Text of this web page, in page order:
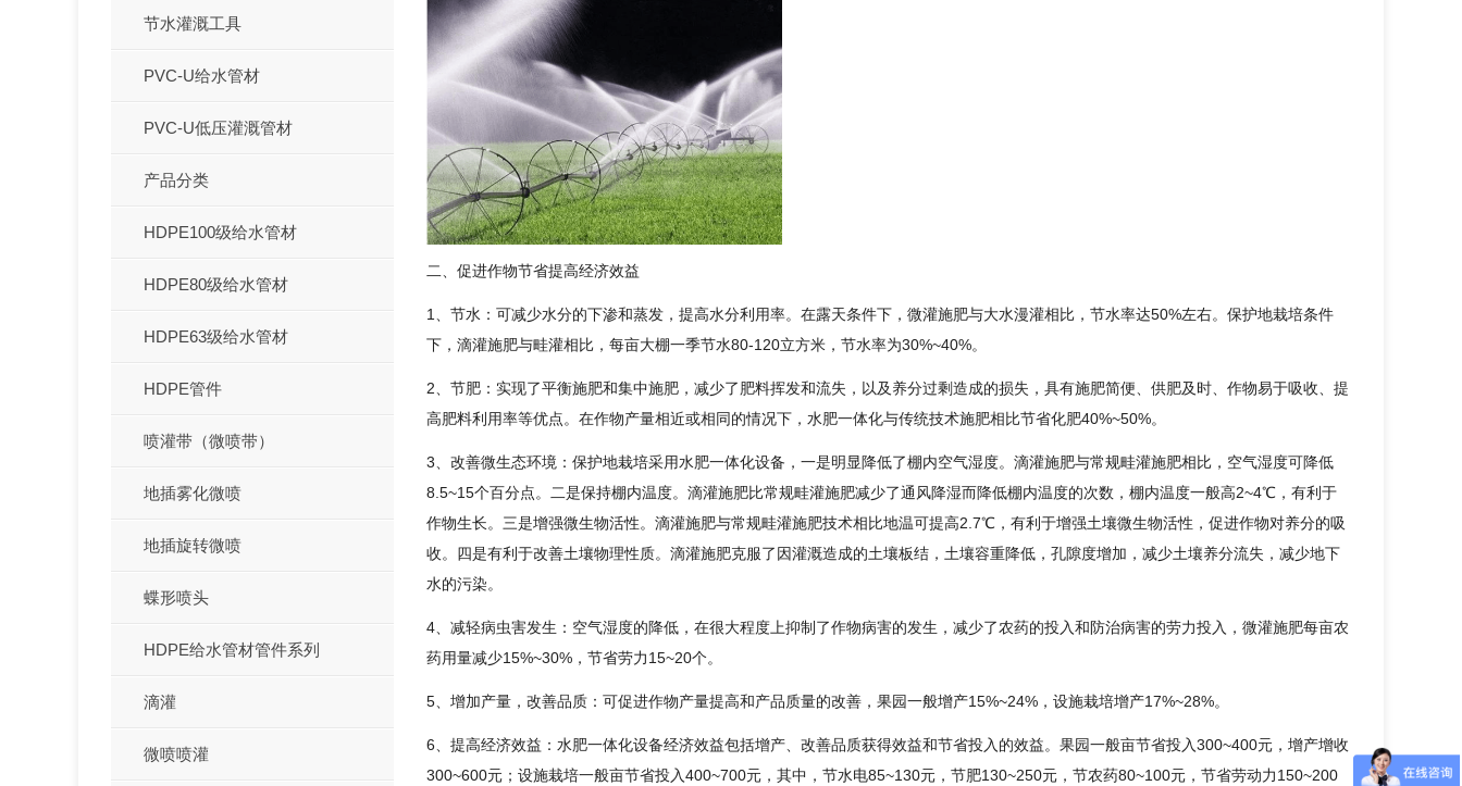
二、促进作物节省提高经济效益
1、节水：可减少水分的下渗和蒸发，提高水分利用率。在露天条件下，微灌施肥与大水漫灌相比，节水率达50%左右。保护地栽培条件
下，滴灌施肥与畦灌相比，每亩大棚一季节水80-120立方米，节水率为30%~40%。
2、节肥：实现了平衡施肥和集中施肥，减少了肥料挥发和流失，以及养分过剩造成的损失，具有施肥简便、供肥及时、作物易于吸收、提
高肥料利用率等优点。在作物产量相近或相同的情况下，水肥一体化与传统技术施肥相比节省化肥40%~50%。
3、改善微生态环境：保护地栽培采用水肥一体化设备，一是明显降低了棚内空气湿度。滴灌施肥与常规畦灌施肥相比，空气湿度可降低
8.5~15个百分点。二是保持棚内温度。滴灌施肥比常规畦灌施肥减少了通风降湿而降低棚内温度的次数，棚内温度一般高2~4℃，有利于
作物生长。三是增强微生物活性。滴灌施肥与常规畦灌施肥技术相比地温可提高2.7℃，有利于增强土壤微生物活性，促进作物对养分的吸
收。四是有利于改善土壤物理性质。滴灌施肥克服了因灌溉造成的土壤板结，土壤容重降低，孔隙度增加，减少土壤养分流失，减少地下
水的污染。
4、减轻病虫害发生：空气湿度的降低，在很大程度上抑制了作物病害的发生，减少了农药的投入和防治病害的劳力投入，微灌施肥每亩农
药用量减少15%~30%，节省劳力15~20个。
5、增加产量，改善品质：可促进作物产量提高和产品质量的改善，果园一般增产15%~24%，设施栽培增产17%~28%。
6、提高经济效益：水肥一体化设备经济效益包括增产、改善品质获得效益和节省投入的效益。果园一般亩节省投入300~400元，增产增收
300~600元；设施栽培一般亩节省投入400~700元，其中，节水电85~130元，节肥130~250元，节农药80~100元，节省劳动力150~200
节水灌溉工具
PVC-U给水管材
PVC-U低压灌溉管材
产品分类
HDPE100级给水管材
HDPE80级给水管材
HDPE63级给水管材
HDPE管件
喷灌带（微喷带）
地插雾化微喷
地插旋转微喷
蝶形喷头
HDPE给水管材管件系列
滴灌
微喷喷灌